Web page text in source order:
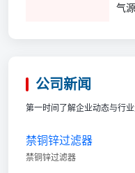
气
公司新闻
第一时间了解企业动态与行
禁铜锌过滤器
禁铜锌过滤器